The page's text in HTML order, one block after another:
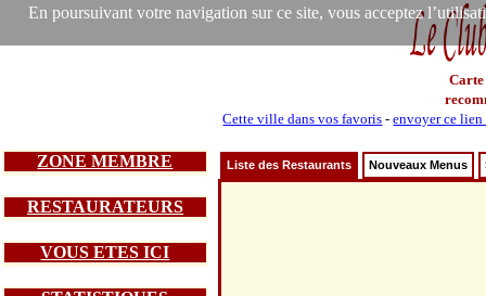
En poursuivant votre navigation sur ce site, vous acceptez
Carte
Cette ville dans vos favoris -envoyer ce lien
ZONE MEMBRE
RESTAURATEURS
VOUS ETES ICI
Liste des Restaurants Nouveaux Menus